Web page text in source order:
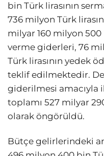
bin Türk lirasının
736 milyon Türk
milyar 160 milyon 500
verme giderleri, 76
Türk lirasının yedek
teklif edilmektedir.
giderilmesi amacıyla
toplamı 527 milyar
olarak öngörüldü.
Bütçe gelirlerindeki